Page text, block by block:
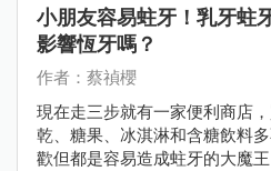
小朋友容易蛀牙！乳牙蛀
影響恆牙嗎？
作者：蔡禎櫻
現在走三步就有一家便利商店
乾、糖果、冰淇淋和含糖飲料
歡但都是容易造成蛀牙的大魔